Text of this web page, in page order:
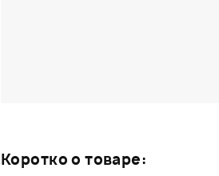
Коротко о товаре: